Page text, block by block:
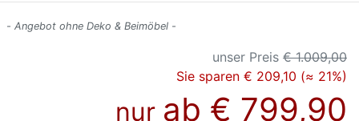
- Angebot ohne Deko & Beimöbel -
unser Preis € 1.009,00
Sie sparen € 209,10 (≈ 21%)
nur ab € 799,90